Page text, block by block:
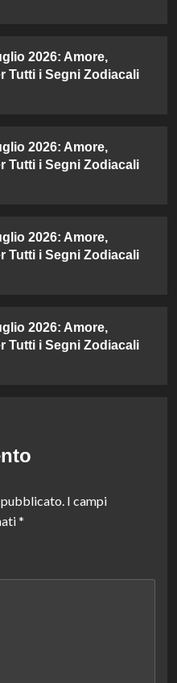
2026: Amore,
Tutti i Segni Zodiacali
2026: Amore,
Tutti i Segni Zodiacali
2026: Amore,
Tutti i Segni Zodiacali
2026: Amore,
Tutti i Segni Zodiacali
pubblicato. I campi
*